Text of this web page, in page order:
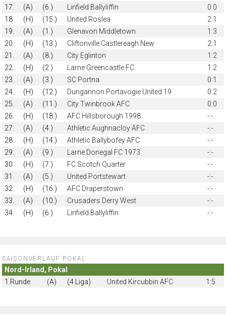
17.
(A) (6.) Linfield Ballyliffin
0:0
18.
(H) (15.) United Roslea
2:1
19.
(A) (1.) Glenavon Middletown
1:3
20.
(H) (13.) Cliftonville Castlereagh New
2:1
21.
(A) (8.) City Eglinton
1:2
22.
(H) (2.) Larne Greencastle FC
1:2
23.
(A) (3.) SC Portna
0:1
24.
(H) (12.) Dungannon Portavogie United 19
0:2
25.
(A) (11.) City Twinbrook AFC
0:0
26.
(H) (18.) AFC Hillsborough 1998
-:-
27.
(A) (4.) Athletic Aughnacloy AFC
-:-
28.
(H) (14.) Athletic Ballybofey AFC
-:-
29.
(A) (9.) Larne Donegal FC 1973
-:-
30.
(H) (7.) FC Scotch Quarter
-:-
31.
(A) (5.) United Portstewart
-:-
32.
(H) (16.) AFC Draperstown
-:-
33.
(A) (10.) Crusaders Derry West
-:-
34.
(H) (6.) Linfield Ballyliffin -:-
SAISONVERLAUF POKAL:
Nord-Irland, Pokal
1.Runde
(A) (4.Liga) United Kircubbin AFC 1:5